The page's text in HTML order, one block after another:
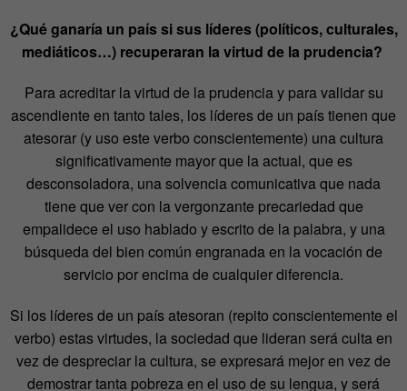
¿Qué ganaría un país si sus líderes (políticos, culturales,
mediáticos…) recuperaran la virtud de la prudencia?
Para acreditar la virtud de la prudencia y para validar su
ascendiente en tanto tales, los líderes de un país tienen que
atesorar (y uso este verbo conscientemente) una cultura
significativamente mayor que la actual, que es
desconsoladora, una solvencia comunicativa que nada
tiene que ver con la vergonzante precariedad que
empalidece el uso hablado y escrito de la palabra, y una
búsqueda del bien común engranada en la vocación de
servicio por encima de cualquier diferencia.
Si los líderes de un país atesoran (repito conscientemente el
verbo) estas virtudes, la sociedad que lideran será culta en
vez de despreciar la cultura, se expresará mejor en vez de
demostrar tanta pobreza en el uso de su lengua, y será